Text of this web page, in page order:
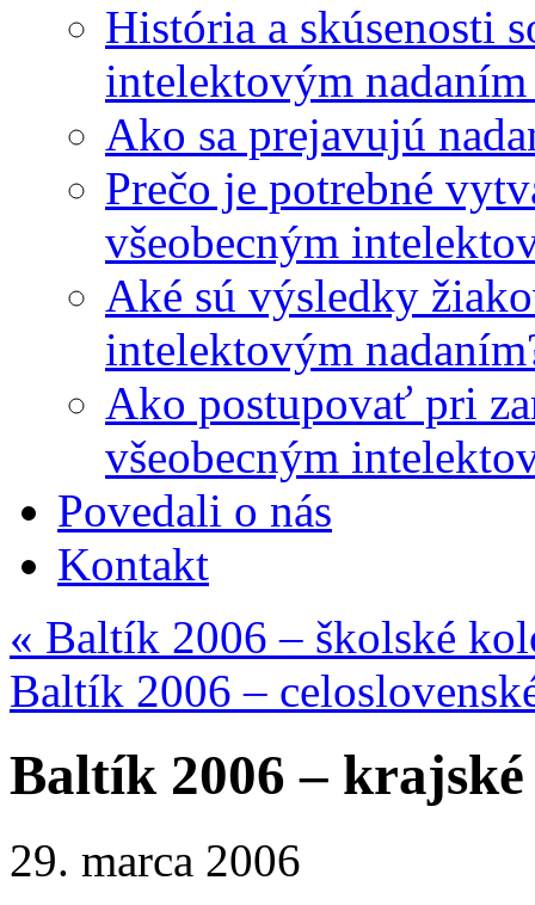
História a skúsenosti
intelektovým
Ako sa prejavujú
Prečo je potrebné
všeobecným
Aké sú výsledky
intelektovým
Ako postupovať pri
všeobecným
Povedali o nás
Kontakt
« Baltík 2006 – školské
Baltík 2006 –
Baltík 2006 –
29. marca 2006